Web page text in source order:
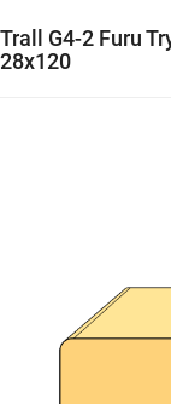
Trall G4-2 Furu
28x120